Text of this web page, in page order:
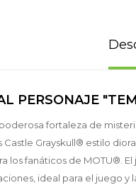
PERSONAJE
poderosa fortaleza de
Grayskull® estilo
los fanáticos de MOTU®.
ideal para el juego y